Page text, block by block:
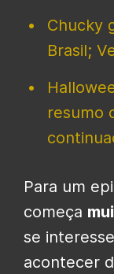
Chucky
Brasil;
resumo
Para um
começa
se
acontecer